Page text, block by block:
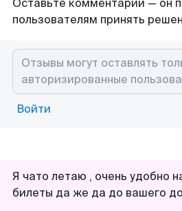
Оставьте комментарий — он
пользователям принять
Войти
Я чато летаю , очень удобно
билеты да же да до вашего